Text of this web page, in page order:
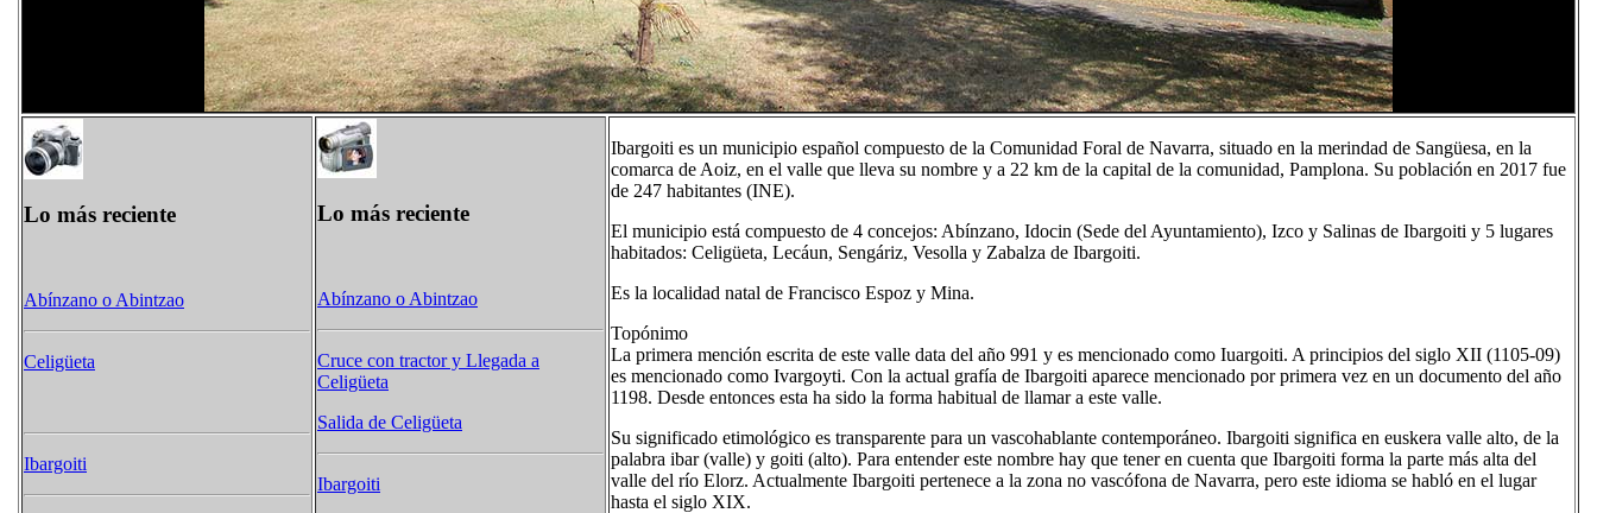
Lo más reciente
Abínzano o Abintzao
Celigüeta
Ibargoiti
Lo más reciente
Abínzano o Abintzao
Cruce con tractor y Llegada a
Celigüeta
Salida de Celigüeta
Ibargoiti
Ibargoiti es un municipio español compuesto de la Comunidad Foral de Navarra, situado en la merindad de Sangüesa, en la
comarca de Aoiz, en el valle que lleva su nombre y a 22 km de la capital de la comunidad, Pamplona. Su población en 2017 fue
de 247 habitantes (INE).
El municipio está compuesto de 4 concejos: Abínzano, Idocin (Sede del Ayuntamiento), Izco y Salinas de Ibargoiti y 5 lugares
habitados: Celigüeta, Lecáun, Sengáriz, Vesolla y Zabalza de Ibargoiti.
Es la localidad natal de Francisco Espoz y Mina.
Topónimo
La primera mención escrita de este valle data del año 991 y es mencionado como Iuargoiti. A principios del siglo XII (1105-09)
es mencionado como Ivargoyti. Con la actual grafía de Ibargoiti aparece mencionado por primera vez en un documento del año
1198. Desde entonces esta ha sido la forma habitual de llamar a este valle.
Su significado etimológico es transparente para un vascohablante contemporáneo. Ibargoiti significa en euskera valle alto, de la
palabra ibar (valle) y goiti (alto). Para entender este nombre hay que tener en cuenta que Ibargoiti forma la parte más alta del
valle del río Elorz. Actualmente Ibargoiti pertenece a la zona no vascófona de Navarra, pero este idioma se habló en el lugar
hasta el siglo XIX.